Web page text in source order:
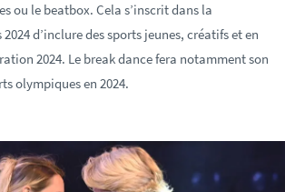
ou le beatbox. Cela s’inscrit dans la
d’inclure des sports jeunes, créatifs et en
2024. Le break dance fera notamment son
olympiques en 2024.